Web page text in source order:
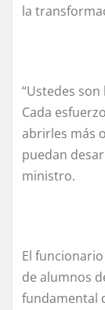
la
“Ustedes
Cada
abrirles más
puedan
ministro.
El
de alumnos
fundamental